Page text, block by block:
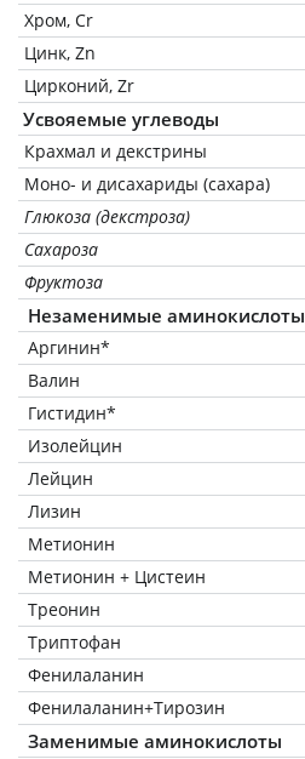
Хром, Cr
Цинк, Zn
Цирконий, Zr
Усвояемые углеводы
Крахмал и декстрины
Моно- и дисахариды (сахара)
Глюкоза (декстроза)
Сахароза
Фруктоза
Незаменимые аминокислоты
Аргинин*
Валин
Гистидин*
Изолейцин
Лейцин
Лизин
Метионин
Метионин + Цистеин
Треонин
Триптофан
Фенилаланин
Фенилаланин+Тирозин
Заменимые аминокислоты